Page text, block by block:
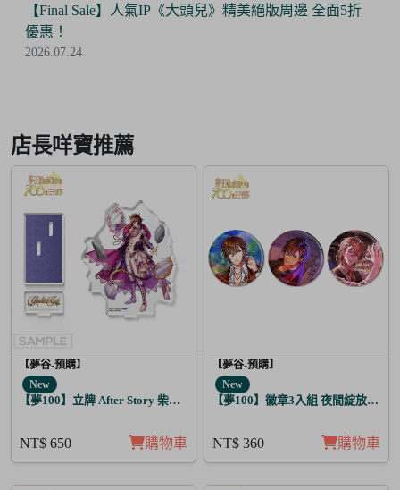
【Final Sale】人氣IP《大頭兒》精美絕版周邊 全面5折
優惠！
2026.07.24
6
店長咩寶推薦
【夢谷-預購】
New
【夢100】立牌 After Story 柴郡貓 日覺
NT$ 650 購物車
【夢谷-預購】
New
【夢100】徽章3入組 夜間綻放的花
NT$ 360 購物車